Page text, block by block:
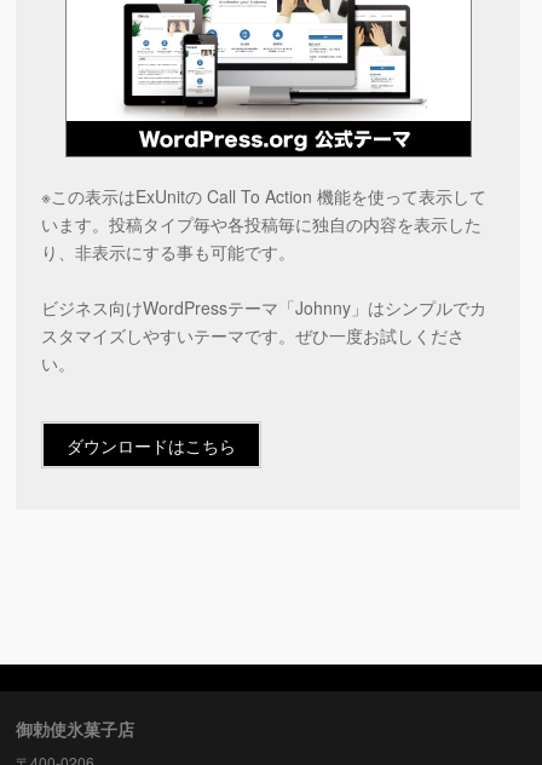
※この表示はExUnitの Call To Action 機能を使って表示して
います。投稿タイプ毎や各投稿毎に独自の内容を表示した
り、非表示にする事も可能です。
ビジネス向けWordPressテーマ「Johnny」はシンプルでカ
スタマイズしやすいテーマです。ぜひ一度お試しくださ
い。
ダウンロードはこちら
御勅使氷菓子店